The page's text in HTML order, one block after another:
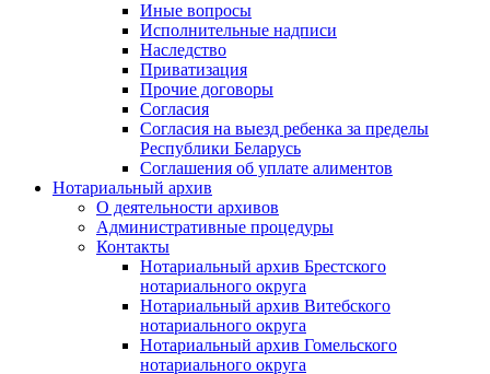
Иные вопросы
Исполнительные надписи
Наследство
Приватизация
Прочие договоры
Согласия
Согласия на выезд ребенка за пределы
Республики Беларусь
Соглашения об уплате алиментов
Нотариальный архив
О деятельности архивов
Административные процедуры
Контакты
Нотариальный архив Брестского
нотариального округа
Нотариальный архив Витебского
нотариального округа
Нотариальный архив Гомельского
нотариального округа